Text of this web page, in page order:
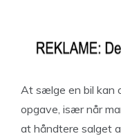
At sælge en bil kan
opgave, især når
at håndtere salget